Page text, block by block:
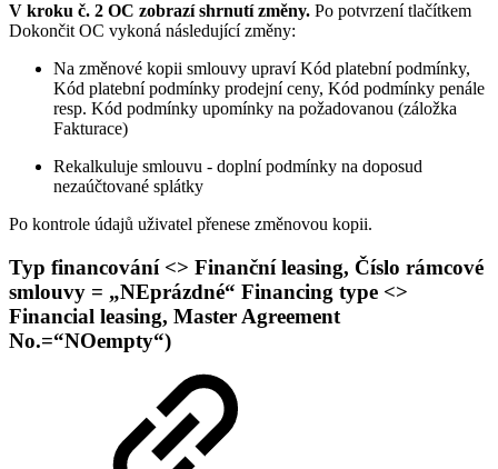
V kroku č. 2 OC zobrazí shrnutí změny. Po potvrzení tlačítkem
Dokončit OC vykoná následující změny:
Na změnové kopii smlouvy upraví Kód platební podmínky,
Kód platební podmínky prodejní ceny, Kód podmínky penále
resp. Kód podmínky upomínky na požadovanou (záložka
Fakturace)
Rekalkuluje smlouvu - doplní podmínky na doposud
nezaúčtované splátky
Po kontrole údajů uživatel přenese změnovou kopii.
Typ financování <> Finanční leasing, Číslo rámcové
smlouvy = „NEprázdné“ Financing type <>
Financial leasing, Master Agreement
No.=“NOempty“)